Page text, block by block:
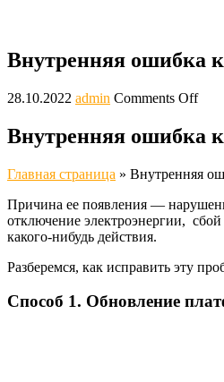
Внутренняя ошибка
28.10.2022 admin Comments Off
Внутренняя ошибка
Главная страница » Внутренняя
Причина ее появления —
отключение электроэнергии,
какого-нибудь действия.
Разберемся, как исправить эту
Способ 1. Обновление